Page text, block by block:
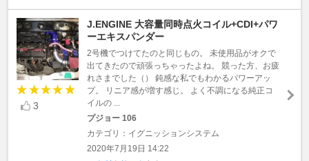
3
J.ENGINE 大容量同時点火コイル+CDI+パワ
ーエキスパンダー
2号機でつけてたのと同じもの。 未使用品がオクで
出てきたので頑張っちゃったよね。 競った方、お疲
れさまでした（） 鈍感な私でもわかるパワーアッ
プ。 リニア感が増す感じ。 よく不調になる純正コ
イルの ...
プジョー 106
カテゴリ：イグニッションシステム
2020年7月19日 14:22